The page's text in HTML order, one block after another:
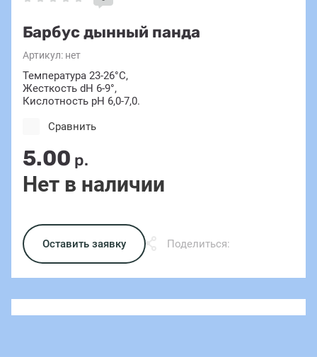
Барбус дынный панда
Артикул: нет
Температура 23-26°С,
Жесткость dH 6-9°,
Кислотность pH 6,0-7,0.
5.00 р.
Нет в наличии
Сравнить
Оставить заявку Поделиться: